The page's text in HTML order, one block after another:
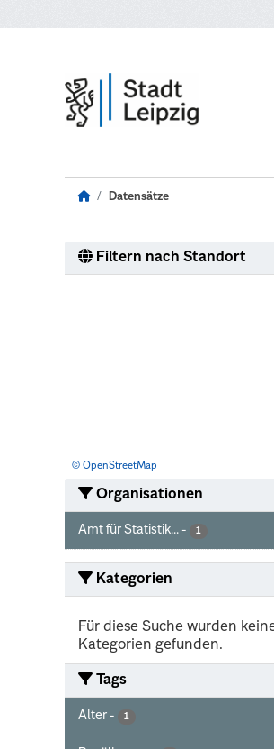
Datensätze
Filtern nach Standort
© OpenStreetMap
Organisationen
Amt für Statistik... - 1
Kategorien
Für diese Suche wurden
Kategorien gefunden.
Tags
Alter - 1